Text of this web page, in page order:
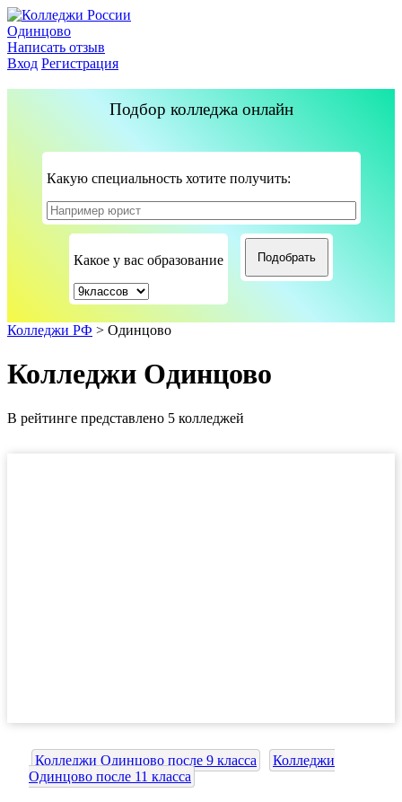
Одинцово
Написать отзыв
Вход Регистрация
Подбор колледжа онлайн
Какую специальность хотите получить:
Какое у вас образование
Колледжи РФ > Одинцово
Колледжи Одинцово
В рейтинге представлено 5 колледжей
Колледжи Одинцово после 9 класса
Колледжи
Одинцово после 11 класса